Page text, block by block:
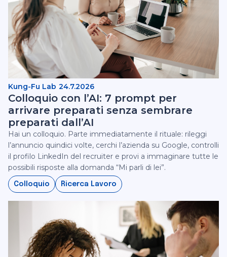
Kung-Fu Lab 24.7.2026
Colloquio con l’AI: 7 prompt per
arrivare preparati senza sembrare
preparati dall’AI
Hai un colloquio. Parte immediatamente il rituale: rileggi
l’annuncio quindici volte, cerchi l’azienda su Google, controlli
il profilo LinkedIn del recruiter e provi a immaginare tutte le
possibili risposte alla domanda “Mi parli di lei”.
Colloquio Ricerca Lavoro